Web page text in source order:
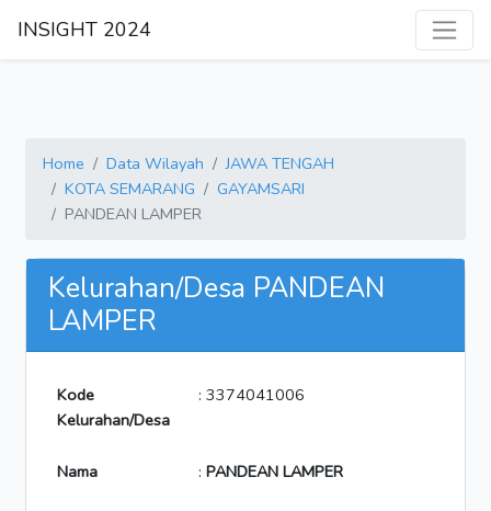
INSIGHT 2024
Home Data Wilayah
JAWA TENGAH
KOTA SEMARANG
GAYAMSARI
PANDEAN LAMPER
Kelurahan/Desa PANDEAN
LAMPER
Kode
Kelurahan/Desa
: 3374041006
Nama : PANDEAN LAMPER